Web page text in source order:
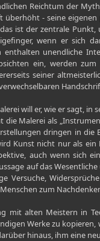
Reichtum der
- seine
ist der zentrale
wenn er sich
enthalten unendliche
ein, werden
seiner
will er, wie er sagt,
Malerei als
dringen in
Kunst nicht nur als
auch wenn sich
auf das
Versuche,
zum
mit alten Meistern in
Werke zu
hinaus, ihm eine